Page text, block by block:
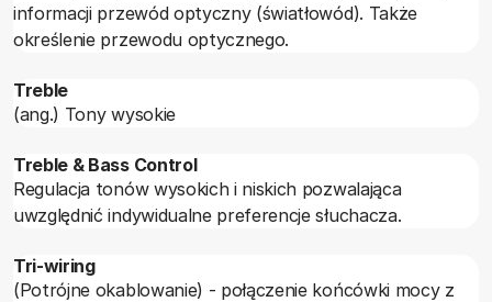
informacji przewód optyczny (światłowód). Także
określenie przewodu optycznego.
Treble
(ang.) Tony wysokie
Treble & Bass Control
Regulacja tonów wysokich i niskich pozwalająca
uwzględnić indywidualne preferencje słuchacza.
Tri-wiring
(Potrójne okablowanie) - połączenie końcówki mocy z